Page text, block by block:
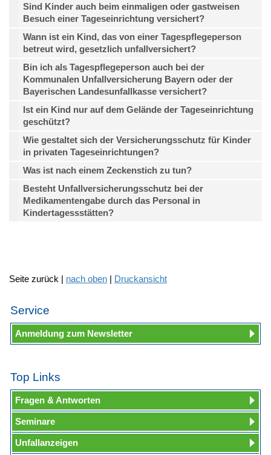
Sind Kinder auch beim einmaligen oder gastweisen
Besuch einer Tageseinrichtung versichert?
Wann ist ein Kind, das von einer Tagespflegeperson
betreut wird, gesetzlich unfallversichert?
Bin ich als Tagespflegeperson auch bei der
Kommunalen Unfallversicherung Bayern oder der
Bayerischen Landesunfallkasse versichert?
Ist ein Kind nur auf dem Gelände der Tageseinrichtung
geschützt?
Wie gestaltet sich der Versicherungsschutz für Kinder
in privaten Tageseinrichtungen?
Was ist nach einem Zeckenstich zu tun?
Besteht Unfallversicherungsschutz bei der
Medikamentengabe durch das Personal in
Kindertagessstätten?
Seite zurück | nach oben | Druckansicht
Service
Anmeldung zum Newsletter
Top Links
Fragen & Antworten
Seminare
Unfallanzeigen